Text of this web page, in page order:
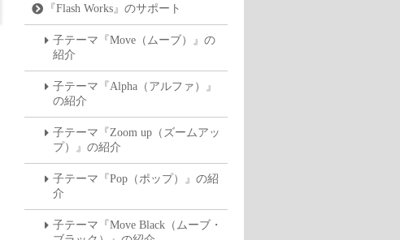
『Flash Works』のサポート
子テーマ『Move（ムーブ）』の
紹介
子テーマ『Alpha（アルファ）』
の紹介
子テーマ『Zoom up（ズームアッ
プ）』の紹介
子テーマ『Pop（ポップ）』の紹
介
子テーマ『Move Black（ムーブ・